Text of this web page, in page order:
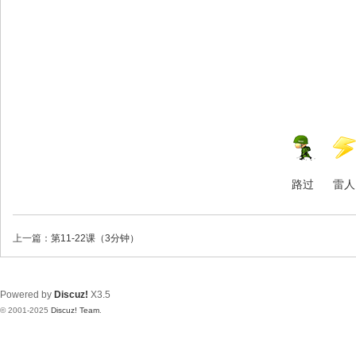
路过 雷人
上一篇： 第11-22课（3分钟）
Powered by Discuz! X3.5
© 2001-2025 Discuz! Team